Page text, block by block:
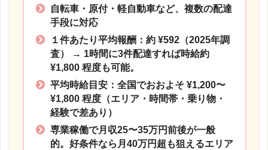
自転車・原付・軽自動車など、複数の配達
手段に対応
１件あたり平均報酬：約 ¥592（2025年調
査）
→ 1時間に3件配達すれば時給約
¥1,800 程度も可能。
平均時給目安：全国でおおよそ ¥1,200〜
¥1,800 程度（エリア・時間帯・乗り物・
経験で差あり）
専業稼働で月収25〜35万円前後が一般
的。好条件なら月40万円超も狙えるエリア